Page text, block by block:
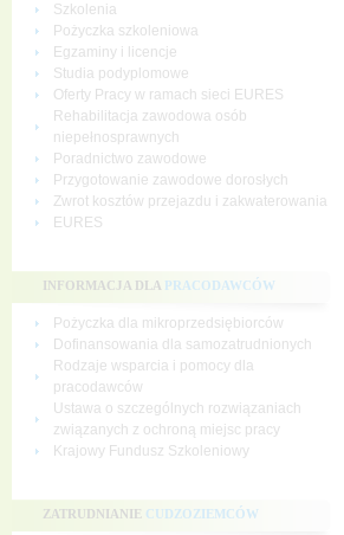
Szkolenia
Pożyczka szkoleniowa
Egzaminy i licencje
Studia podyplomowe
Oferty Pracy w ramach sieci EURES
Rehabilitacja zawodowa osób
niepełnosprawnych
Poradnictwo zawodowe
Przygotowanie zawodowe dorosłych
Zwrot kosztów przejazdu i zakwaterowania
EURES
INFORMACJA DLA PRACODAWCÓW
Pożyczka dla mikroprzedsiębiorców
Dofinansowania dla samozatrudnionych
Rodzaje wsparcia i pomocy dla
pracodawców
Ustawa o szczególnych rozwiązaniach
związanych z ochroną miejsc pracy
Krajowy Fundusz Szkoleniowy
ZATRUDNIANIE CUDZOZIEMCÓW